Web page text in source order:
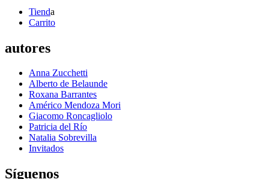
Tienda
Carrito
autores
Anna Zucchetti
Alberto de Belaunde
Roxana Barrantes
Américo Mendoza Mori
Giacomo Roncagliolo
Patricia del Río
Natalia Sobrevilla
Invitados
Síguenos